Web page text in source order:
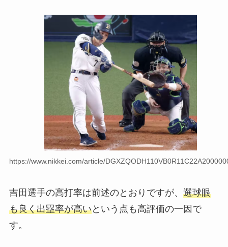
https://www.nikkei.com/article/
吉田選手の高打率は前述のとおりですが、 選球眼
も良く出塁率が高いという点も高評価の一因で
す。